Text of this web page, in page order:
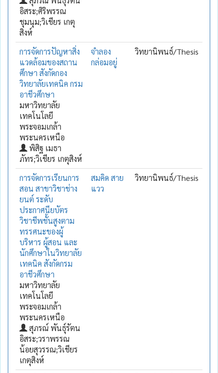
อิสระ;ศิริพรรณ
ชุมนุม;วิเชียร เกตุ
สิงห์
การจัดการปัญหาสิ่ง
แวดล้อมของสถาน
ศึกษา สังกัดกอง
วิทยาลัยเทคนิค กรม
อาชีวศึกษา
มหาวิทยาลัย
เทคโนโลยี
พระจอมเกล้า
พระนครเหนือ
พิสิฐ เมธา
ภัทร;วิเชียร เกตุสิงห์
จำลอง
กล่อมอยู่
วิทยานิพนธ์/Thesis
การจัดการเรียนการ
สอน สาขาวิชาช่าง
ยนต์ ระดับ
ประกาศนียบัตร
วิชาชีพชั้นสูงตาม
ทรรศนะของผู้
บริหาร ผู้สอน และ
นักศึกษาในวิทยาลัย
เทคนิค สังกัดกรม
อาชีวศึกษา
มหาวิทยาลัย
เทคโนโลยี
พระจอมเกล้า
พระนครเหนือ
สุภรณ์ พันธุ์รัตน
อิสระ;วราพรรณ
น้อยสุวรรณ;วิเชียร
เกตุสิงห์
สมคิด สาย
แวว
วิทยานิพนธ์/Thesis